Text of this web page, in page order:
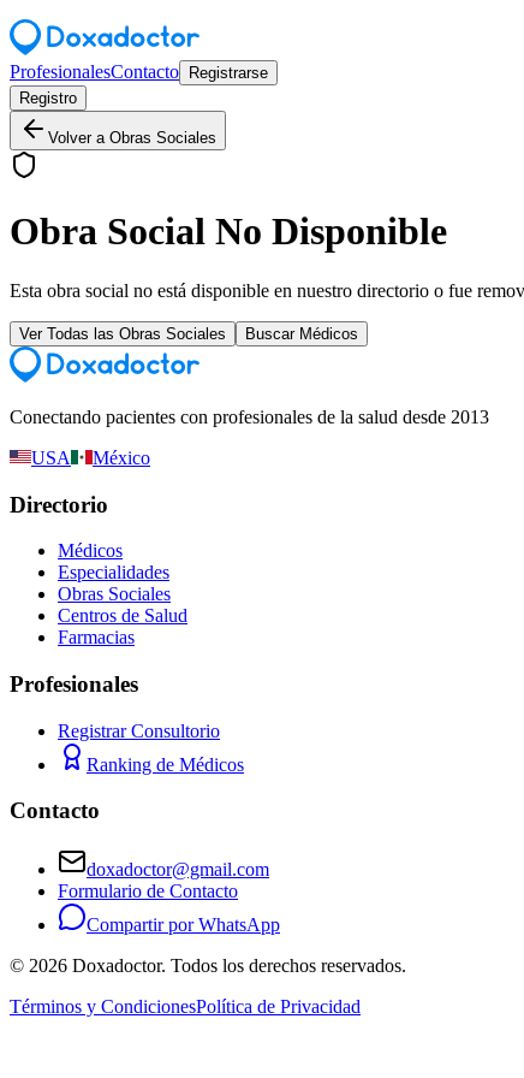
ProfesionalesContacto
Registrarse
Registro
Volver a Obras Sociales
Obra Social No Disponible
Esta obra social no está disponible en nuestro directorio o fue
Ver Todas las Obras Sociales Buscar Médicos
Conectando pacientes con profesionales de la salud desde 2013
USA
México
Directorio
Médicos
Especialidades
Obras Sociales
Centros de Salud
Farmacias
Profesionales
Registrar Consultorio
Ranking de Médicos
Contacto
doxadoctor@gmail.com
Formulario de Contacto
Compartir por WhatsApp
© 2026 Doxadoctor. Todos los derechos reservados.
Términos y CondicionesPolítica de Privacidad